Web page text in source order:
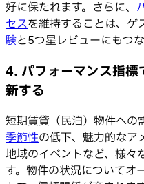
好に保たれます。さらに、
セスを維持することは、ゲ
験と5つ星レビューにもつな
4. パフォーマンス指
新する
短期賃貸（民泊）物件への
季節性の低下、魅力的なア
地域のイベントなど、様々
す。物件の状況についてオ